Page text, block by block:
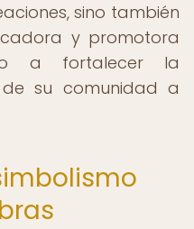
sino también
y promotora
a fortalecer la
su comunidad a